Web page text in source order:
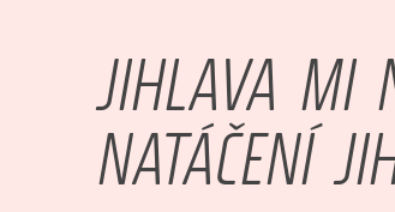
JIHLAVA
NATÁČENÍ